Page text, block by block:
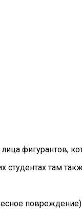
фигурантов,
там